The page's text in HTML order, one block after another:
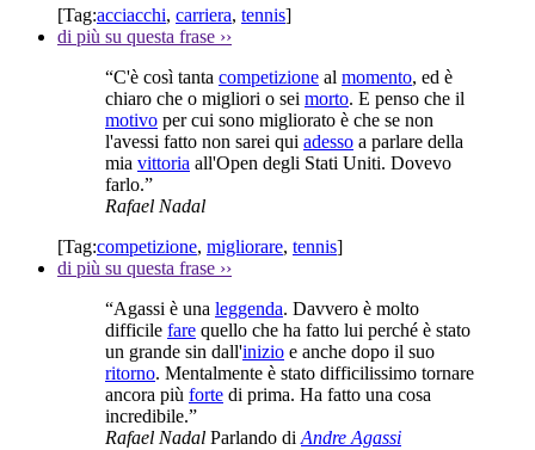
[Tag:acciacchi, carriera, tennis]
di più su questa frase ››
“C'è così tanta competizione al momento, ed è
chiaro che o migliori o sei morto. E penso che il
motivo per cui sono migliorato è che se non
l'avessi fatto non sarei qui adesso a parlare della
mia vittoria all'Open degli Stati Uniti. Dovevo
farlo.”
Rafael Nadal
[Tag:competizione, migliorare, tennis]
di più su questa frase ››
“Agassi è una leggenda. Davvero è molto
difficile fare quello che ha fatto lui perché è stato
un grande sin dall'inizio e anche dopo il suo
ritorno. Mentalmente è stato difficilissimo tornare
ancora più forte di prima. Ha fatto una cosa
incredibile.”
Rafael Nadal Parlando di Andre Agassi